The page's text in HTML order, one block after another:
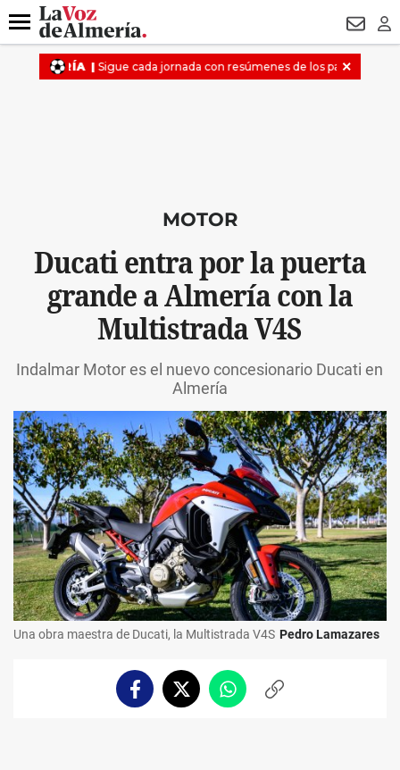
DESTACADO DRON UDA
Menú
MOTOR
Ducati entra por la puerta
grande a Almería con la
Multistrada V4S
Indalmar Motor es el nuevo concesionario Ducati en
Almería
Una obra maestra de Ducati, la Multistrada V4S Pedro Lamazares
FacebookTwitterWhatsappCopiar